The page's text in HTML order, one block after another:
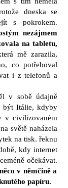
dneska se
s pokrokem.
nezájmem
na tabletu,
mě zarazila,
co potřeboval
i z telefonů a
v sobě údajně
být Itálie, kdyby
v civilizovaném
světě naházela
na tisk. řeknu
kdy internet
očekávat.
v němčině a
papíru.